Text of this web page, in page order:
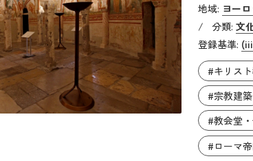
都市で、
フン族に
数百年間
パ内陸部
ました。
設跡や個
とができ
部分が未
地域: ヨー
/
分類: 文
登録基準:
#キリス
#宗教建築
#教会堂
#ローマ